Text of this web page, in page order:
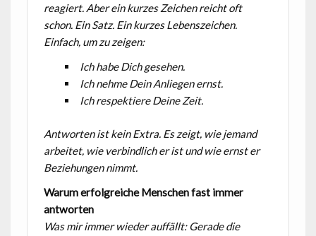
reagiert. Aber ein kurzes Zeichen reicht oft
schon. Ein Satz. Ein kurzes Lebenszeichen.
Einfach, um zu zeigen:
Ich habe Dich gesehen.
Ich nehme Dein Anliegen ernst.
Ich respektiere Deine Zeit.
Antworten ist kein Extra. Es zeigt, wie jemand
arbeitet, wie verbindlich er ist und wie ernst er
Beziehungen nimmt.
Warum erfolgreiche Menschen fast immer
antworten
Was mir immer wieder auffällt: Gerade die